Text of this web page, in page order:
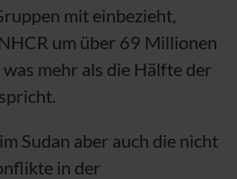
mit einbezieht,
um über 69 Millionen
mehr als die Hälfte der
Sudan aber auch die nicht
in der